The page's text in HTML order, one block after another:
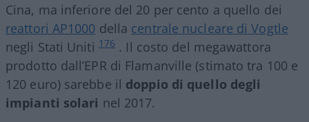
Cina, ma inferiore del 20 per cento a quello dei
reattori AP1000 della centrale nucleare di Vogtle
negli Stati Uniti 176 . Il costo del megawattora
prodotto dall’EPR di Flamanville (stimato tra 100 e
120 euro) sarebbe il doppio di quello degli
impianti solari nel 2017.